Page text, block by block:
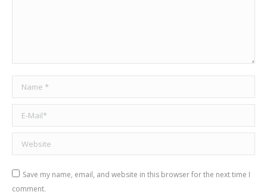
Name *
E-Mail *
Website
Save my name, email, and website in this browser for the next time I
comment.